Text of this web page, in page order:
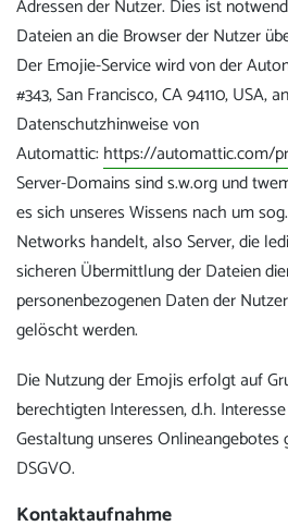
Adressen der Nutzer. Dies ist
Dateien an die Browser der Nutzer
Der Emojie-Service wird von der
#343, San Francisco, CA 94110, USA,
Datenschutzhinweise von
Automattic:https://automattic.com/
Server-Domains sind s.w.org und
es sich unseres Wissens nach um
Networks handelt, also Server, die
sicheren Übermittlung der Dateien
personenbezogenen Daten der
gelöscht werden.
Die Nutzung der Emojis erfolgt auf
berechtigten Interessen, d.h.
Gestaltung unseres Onlineangebotes
DSGVO.
Kontaktaufnahme